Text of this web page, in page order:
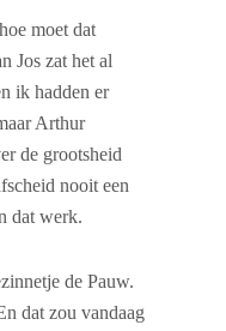
moet dat
Jos zat het al
ik hadden er
Arthur
de grootsheid
nooit een
dat werk.
de Pauw.
dat zou vandaag